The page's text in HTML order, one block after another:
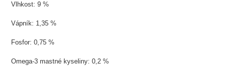
Vlhkost: 9 %
Vápník: 1,35 %
Fosfor: 0,75 %
Omega-3 mastné kyseliny: 0,2 %